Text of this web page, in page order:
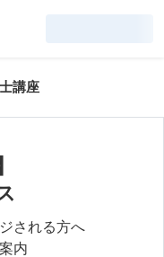
講座
される方へ
内